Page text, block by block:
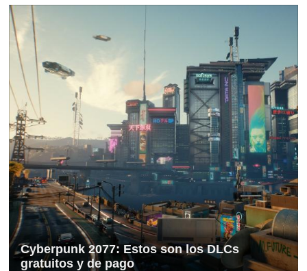
Cyberpunk 2077: Estos son los DLCs
gratuitos y de pago